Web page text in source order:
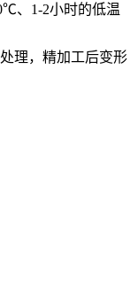
、1-2小时的低温
理，精加工后变形